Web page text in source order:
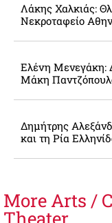
Λάκης Χαλκιάς:
Νεκροταφείο
Ελένη Μενεγάκη:
Μάκη
Δημήτρης
και τη Ρία
MoreArts /
Theater